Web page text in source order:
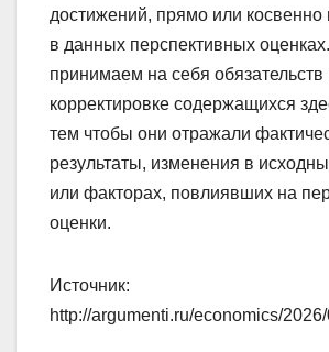
достижений, прямо или
в данных перспективных
принимаем на себя обязательств
корректировке содержащихся
тем чтобы они отражали
результаты, изменения в
или факторах, повлиявших на
оценки.
Источник:
http://argumenti.ru/economics/